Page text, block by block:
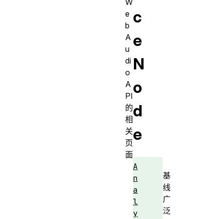
c
e
N
o
d
e
基
线
广
泛
e
b
A
u
di
o
A
PI
的
相
关
页
面
A
n
a
l
y